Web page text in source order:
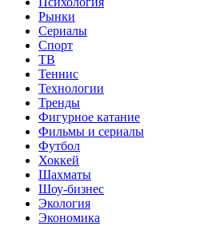
Рынки
Сериалы
Спорт
ТВ
Теннис
Технологии
Тренды
Фигурное катание
Фильмы и сериалы
Футбол
Хоккей
Шахматы
Шоу-бизнес
Экология
Экономика